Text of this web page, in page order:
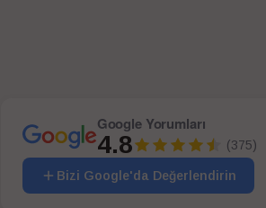
Google Yorumları
4.8 (375)
Bizi Google'da Değerlendirin